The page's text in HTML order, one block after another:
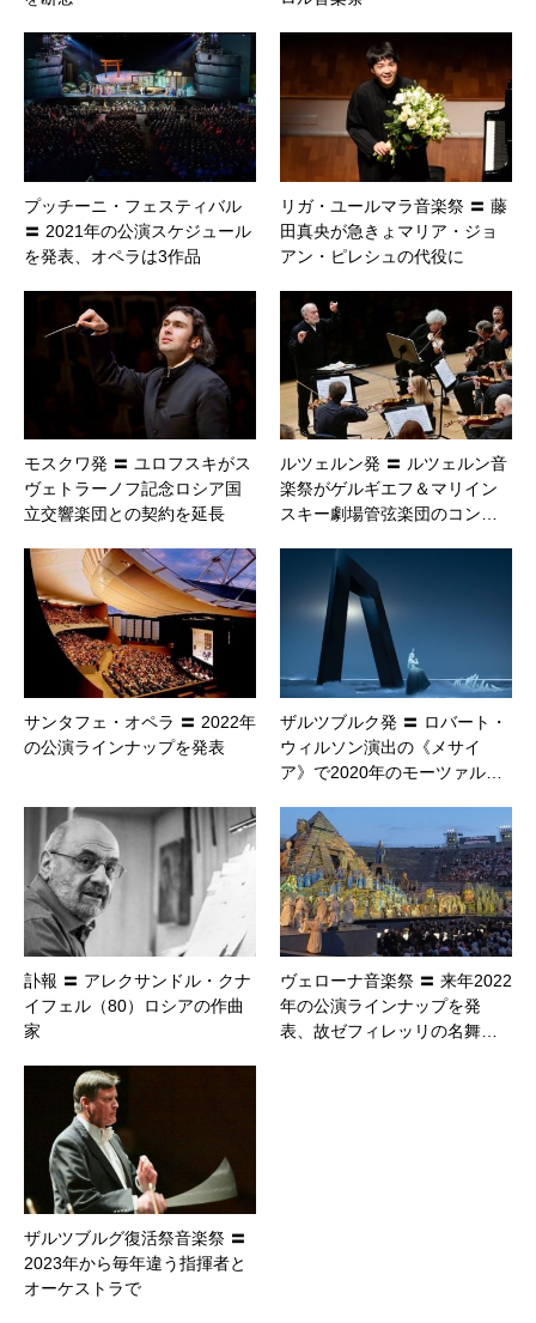
プッチーニ・フェスティバル
〓 2021年の公演スケジュール
を発表、オペラは3作品
リガ・ユールマラ音楽祭 〓 藤
田真央が急きょマリア・ジョ
アン・ピレシュの代役に
モスクワ発 〓 ユロフスキがス
ヴェトラーノフ記念ロシア国
立交響楽団との契約を延長
ルツェルン発 〓 ルツェルン音
楽祭がゲルギエフ＆マリイン
スキー劇場管弦楽団のコン…
サンタフェ・オペラ 〓 2022年
の公演ラインナップを発表
ザルツブルク発 〓 ロバート・
ウィルソン演出の《メサイ
ア》で2020年のモーツァル…
訃報 〓 アレクサンドル・クナ
イフェル（80）ロシアの作曲
家
ヴェローナ音楽祭 〓 来年2022
年の公演ラインナップを発
表、故ゼフィレッリの名舞…
ザルツブルグ復活祭音楽祭 〓
2023年から毎年違う指揮者と
オーケストラで